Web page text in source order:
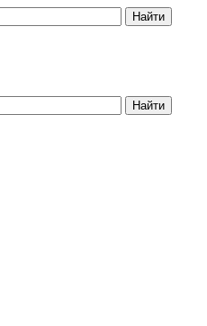
Найти
Найти